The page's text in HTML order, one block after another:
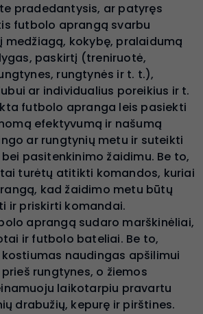
pradedantysis, ar patyręs
futbolo aprangą svarbu
medžiagą, kokybę, pralaidumą
paskirtį (treniruotė,
rungtynės ir t. t.),
ar individualius poreikius ir t.
futbolo apranga leis pasiekti
efektyvumą ir našumą
ar rungtynių metu ir suteikti
pasitenkinimo žaidimu. Be to,
turėtų atitikti komandos, kuriai
kad žaidimo metu būtų
ir priskirti komandai.
aprangą sudaro marškinėliai,
ir futbolo bateliai. Be to,
naudingas apšilimui
rungtynes, o žiemos
laikotarpiu pravartu
drabužių, kepurę ir pirštines.